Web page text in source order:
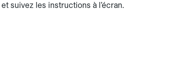
et suivez les instructions à l’écran.